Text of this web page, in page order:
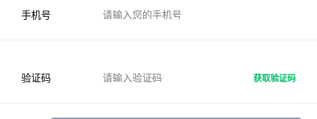
手机号
验证码 获取验证码